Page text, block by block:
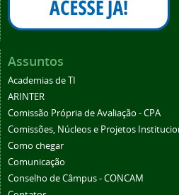
Assuntos
Academias de TI
ARINTER
Comissão Própria de Avaliação - CPA
Comissões, Núcleos e Projetos
Como chegar
Comunicação
Conselho de Câmpus - CONCAM